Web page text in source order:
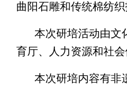
曲阳石雕和传统棉纺织
本次研培活动由文
育厅、人力资源和社
本次研培内容有非